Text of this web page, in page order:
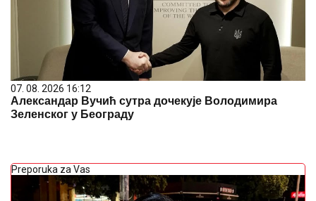
07. 08. 2026 16:12
Александар Вучић сутра дочекује Володимира
Зеленског у Београду
Preporuka za Vas